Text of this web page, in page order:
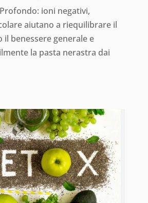
ioni negativi,
aiutano a riequilibrare il
il benessere generale e
la pasta nerastra dai